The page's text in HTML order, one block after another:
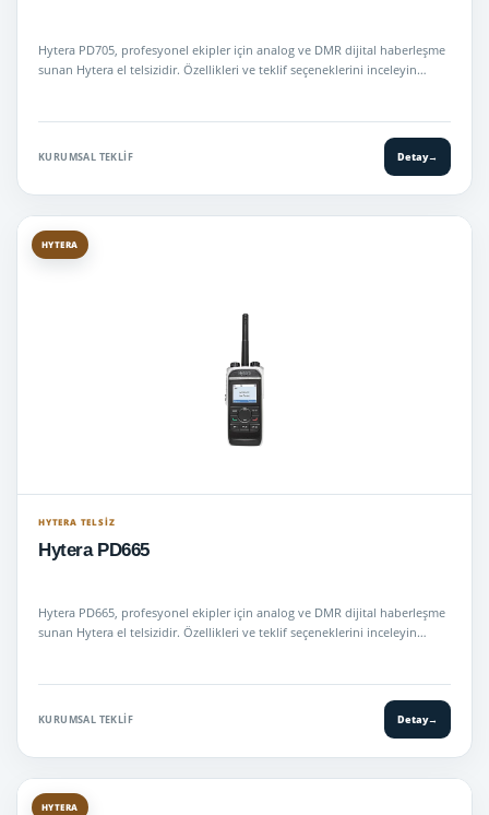
Hytera PD705, profesyonel ekipler için analog ve DMR dijital haberleşme
sunan Hytera el telsizidir. Özellikleri ve teklif seçeneklerini inceleyin…
KURUMSAL TEKLIF Detay→
HYTERA
HYTERA TELSIZ
Hytera PD665
Hytera PD665, profesyonel ekipler için analog ve DMR dijital haberleşme
sunan Hytera el telsizidir. Özellikleri ve teklif seçeneklerini inceleyin…
KURUMSAL TEKLIF Detay→
HYTERA